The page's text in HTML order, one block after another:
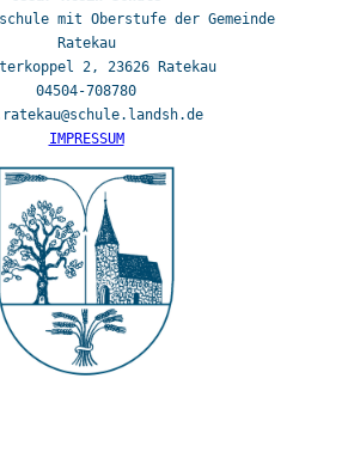
mit Oberstufe der Gemeinde
Ratekau
2, 23626 Ratekau
04504-708780
IMPRESSUM